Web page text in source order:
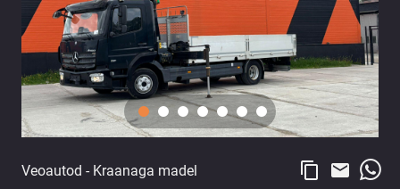
Veoautod - Kraanaga madel
content_copy email